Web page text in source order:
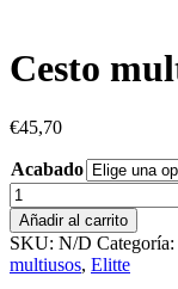
Cesto
€45,70
Acabado
Cesto
multiusos
Serie
Elitte
cantidad
Añadir al carrito
SKU: N/D Categoría:
multiusos, Elitte